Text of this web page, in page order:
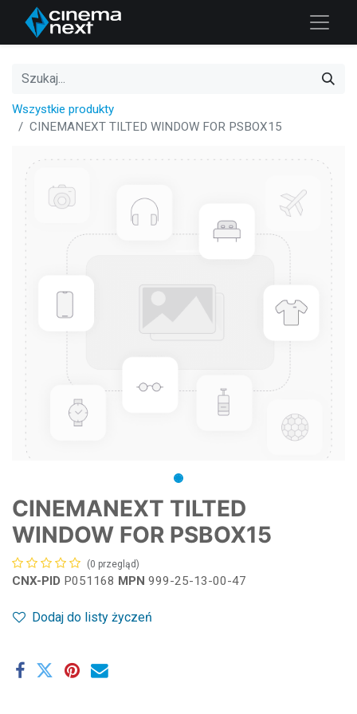
Wszystkie produkty
CINEMANEXT TILTED WINDOW FOR PSBOX15
CINEMANEXT TILTED
WINDOW FOR PSBOX15
(0 przegląd)
CNX-PID P051168 MPN 999-25-13-00-47
Dodaj do listy życzeń